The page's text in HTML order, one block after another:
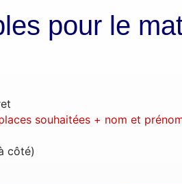
pour le
souhaitées + nom et
côté)